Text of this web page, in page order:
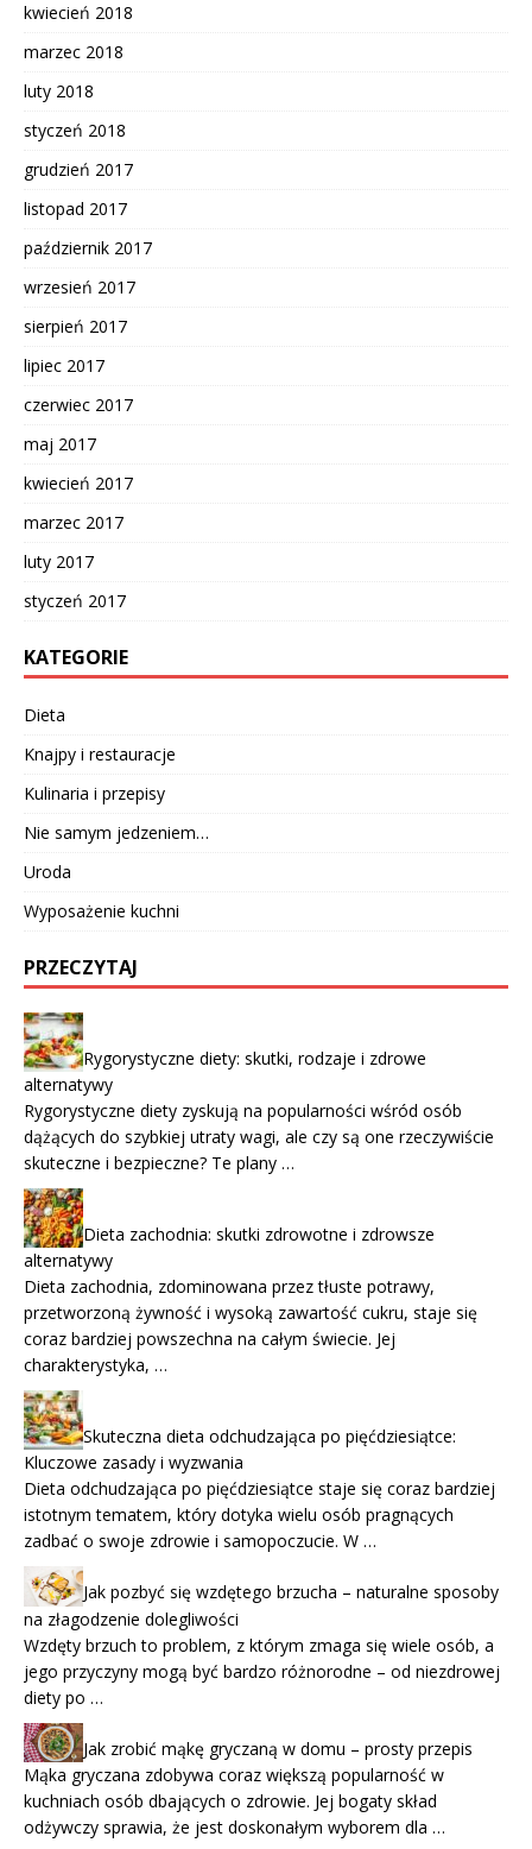
kwiecień 2018
marzec 2018
luty 2018
styczeń 2018
grudzień 2017
listopad 2017
październik 2017
wrzesień 2017
sierpień 2017
lipiec 2017
czerwiec 2017
maj 2017
kwiecień 2017
marzec 2017
luty 2017
styczeń 2017
KATEGORIE
Dieta
Knajpy i restauracje
Kulinaria i przepisy
Nie samym jedzeniem…
Uroda
Wyposażenie kuchni
PRZECZYTAJ
Rygorystyczne diety: skutki, rodzaje i zdrowe
alternatywy
Rygorystyczne diety zyskują na popularności wśród osób
dążących do szybkiej utraty wagi, ale czy są one rzeczywiście
skuteczne i bezpieczne? Te plany …
Dieta zachodnia: skutki zdrowotne i zdrowsze
alternatywy
Dieta zachodnia, zdominowana przez tłuste potrawy,
przetworzoną żywność i wysoką zawartość cukru, staje się
coraz bardziej powszechna na całym świecie. Jej
charakterystyka, …
Skuteczna dieta odchudzająca po pięćdziesiątce:
Kluczowe zasady i wyzwania
Dieta odchudzająca po pięćdziesiątce staje się coraz bardziej
istotnym tematem, który dotyka wielu osób pragnących
zadbać o swoje zdrowie i samopoczucie. W …
Jak pozbyć się wzdętego brzucha – naturalne sposoby
na złagodzenie dolegliwości
Wzdęty brzuch to problem, z którym zmaga się wiele osób, a
jego przyczyny mogą być bardzo różnorodne – od niezdrowej
diety po …
Jak zrobić mąkę gryczaną w domu – prosty przepis
Mąka gryczana zdobywa coraz większą popularność w
kuchniach osób dbających o zdrowie. Jej bogaty skład
odżywczy sprawia, że jest doskonałym wyborem dla …